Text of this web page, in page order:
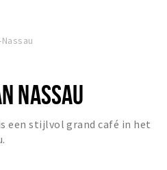
NASSAU
een stijlvol grand café in het